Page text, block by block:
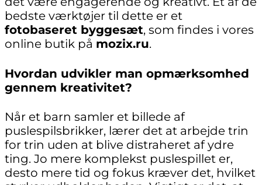
bedste værktøjer til dette er et
fotobaseret byggesæt, som findes i vores
online butik på mozix.ru.
Hvordan udvikler man opmærksomhed
gennem kreativitet?
Når et barn samler et billede af
puslespilsbrikker, lærer det at arbejde trin
for trin uden at blive distraheret af ydre
ting. Jo mere komplekst puslespillet er,
desto mere tid og fokus kræver det, hvilket